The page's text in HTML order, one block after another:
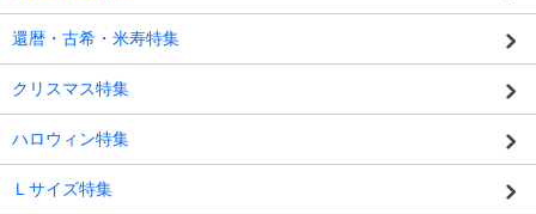
還暦・古希・米寿特集
クリスマス特集
ハロウィン特集
Ｌサイズ特集